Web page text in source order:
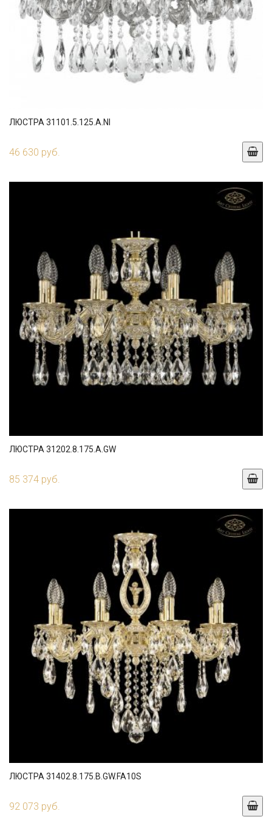
ЛЮСТРА 31101.5.125.A.NI
46 630 руб.
ЛЮСТРА 31202.8.175.A.GW
85 374 руб.
ЛЮСТРА 31402.8.175.B.GW.FA10S
92 073 руб.